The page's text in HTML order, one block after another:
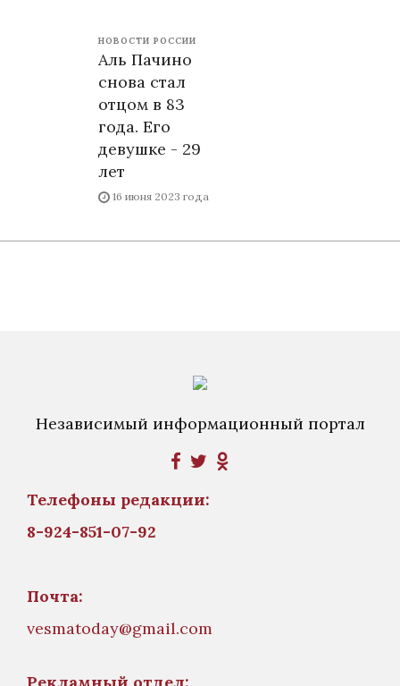
НОВОСТИ РОССИИ
Аль Пачино
снова стал
отцом в 83
года. Его
девушке - 29
лет
16 июня 2023 года
Независимый информационный портал
Телефоны редакции:
8-924-851-07-92
Почта:
vesmatoday@gmail.com